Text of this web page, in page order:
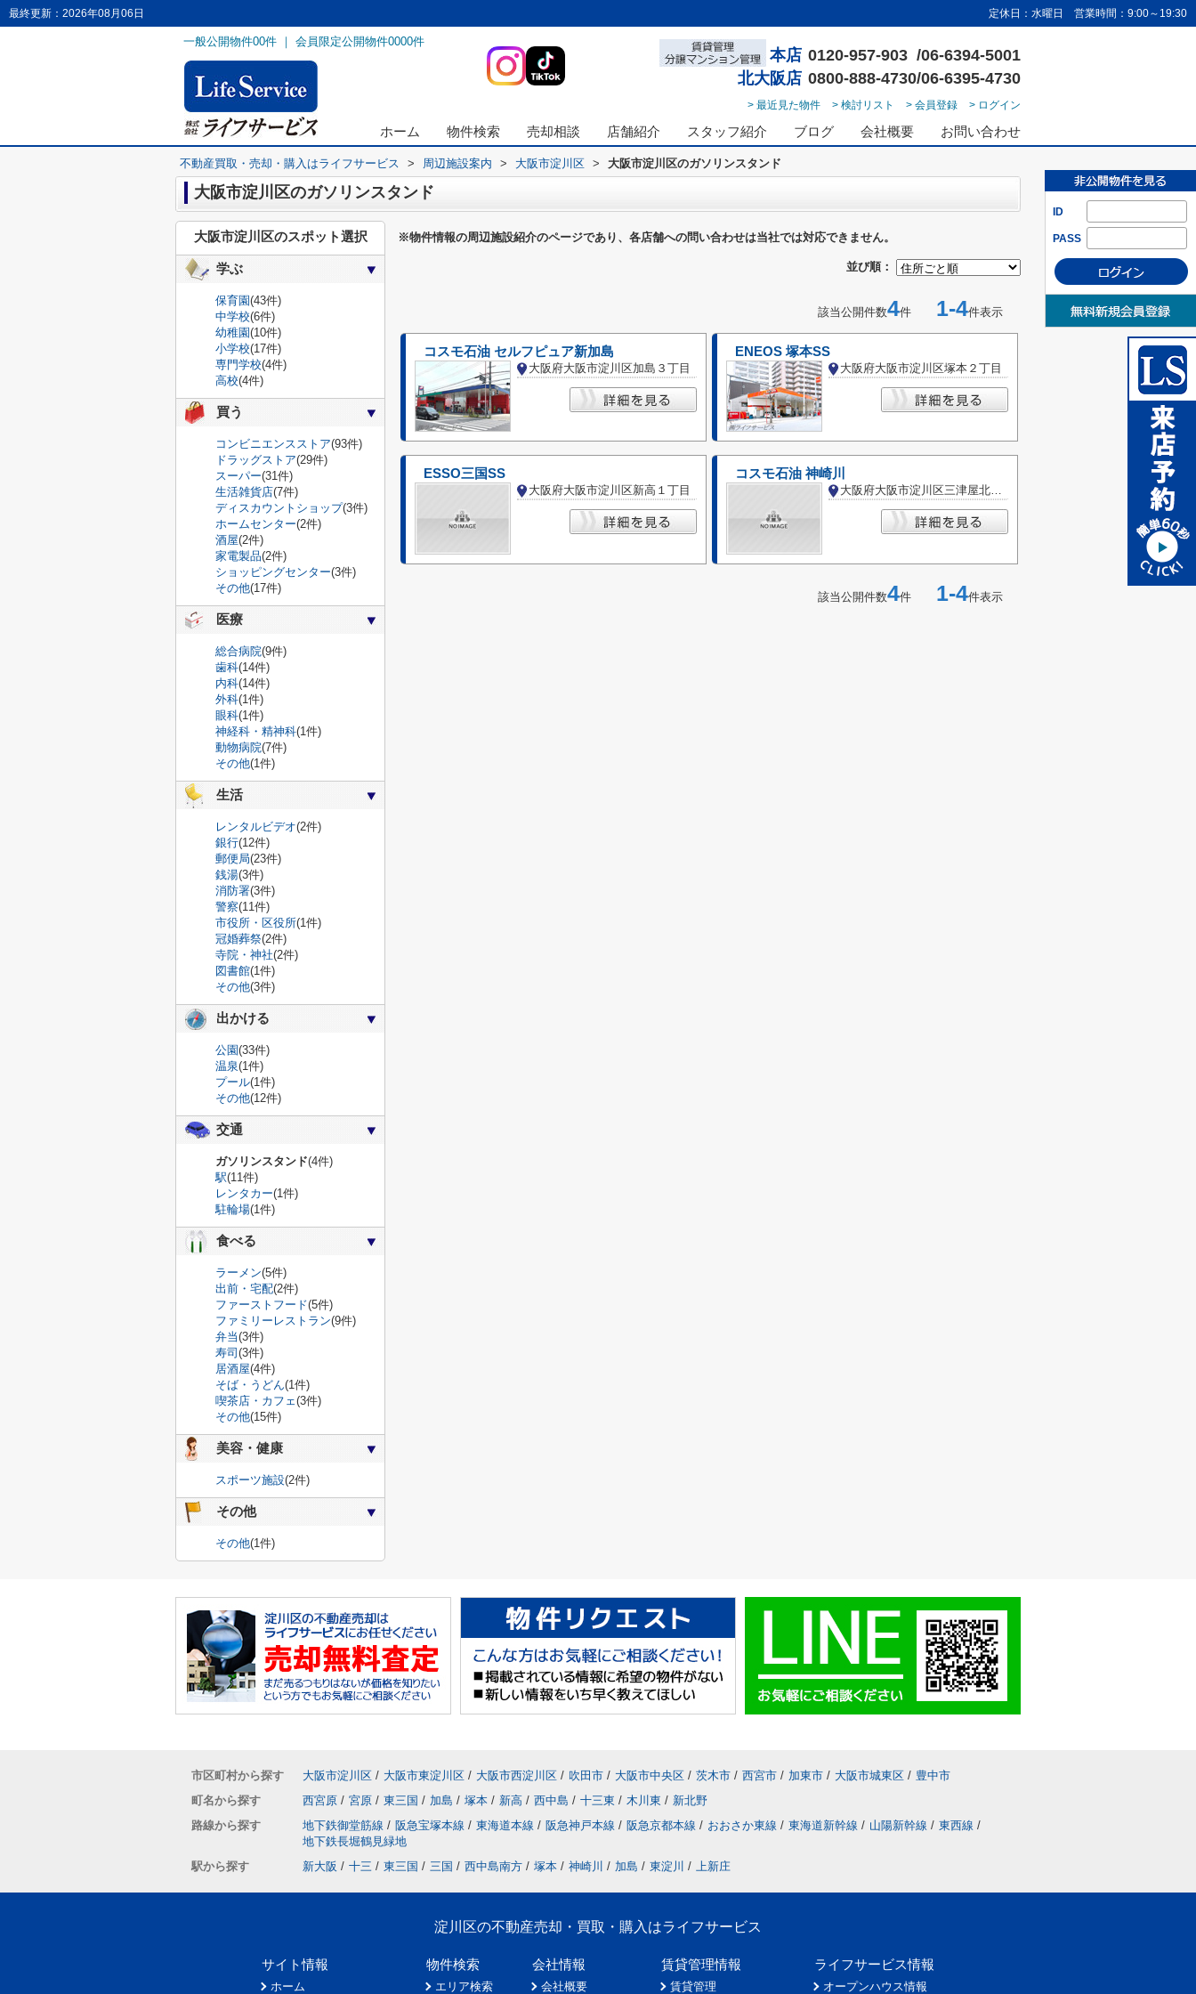
最終更新：2026年08月06日 定休日：水曜日 営業時間：9:00～19:30
一般公開物件00件 ｜ 会員限定公開物件0000件
本店 0120-957-903 /06-6394-5001
北大阪店 0800-888-4730/06-6395-4730
> 最近見た物件 > 検討リスト > 会員登録 > ログイン
ホーム 物件検索 売却相談 店舗紹介 スタッフ紹介 ブログ 会社概要 お問い合わせ
ID
PASS
不動産買取・売却・購入はライフサービス > 周辺施設案内 > 大阪市淀川区 > 大阪市淀川区のガソリンスタンド
大阪市淀川区のガソリンスタンド
※物件情報の周辺施設紹介のページであり、各店舗への問い合わせは当社では対応できません。
並び順：
該当公開件数4件 1-4件表示
コスモ石油 セルフピュア新加島
大阪府大阪市淀川区加島３丁目
ENEOS 塚本SS
大阪府大阪市淀川区塚本２丁目
ESSO三国SS
大阪府大阪市淀川区新高１丁目
コスモ石油 神崎川
大阪府大阪市淀川区三津屋北１丁目
該当公開件数4件 1-4件表示
大阪市淀川区のスポット選択
学ぶ
保育園(43件)
中学校(6件)
幼稚園(10件)
小学校(17件)
専門学校(4件)
高校(4件)
買う
コンビニエンスストア(93件)
ドラッグストア(29件)
スーパー(31件)
生活雑貨店(7件)
ディスカウントショップ(3件)
ホームセンター(2件)
酒屋(2件)
家電製品(2件)
ショッピングセンター(3件)
その他(17件)
医療
総合病院(9件)
歯科(14件)
内科(14件)
外科(1件)
眼科(1件)
神経科・精神科(1件)
動物病院(7件)
その他(1件)
生活
レンタルビデオ(2件)
銀行(12件)
郵便局(23件)
銭湯(3件)
消防署(3件)
警察(11件)
市役所・区役所(1件)
冠婚葬祭(2件)
寺院・神社(2件)
図書館(1件)
その他(3件)
出かける
公園(33件)
温泉(1件)
プール(1件)
その他(12件)
交通
ガソリンスタンド(4件)
駅(11件)
レンタカー(1件)
駐輪場(1件)
食べる
ラーメン(5件)
出前・宅配(2件)
ファーストフード(5件)
ファミリーレストラン(9件)
弁当(3件)
寿司 (3件)
居酒屋(4件)
そば・うどん(1件)
喫茶店・カフェ(3件)
その他(15件)
美容・健康
スポーツ施設(2件)
その他
その他(1件)
市区町村から探す 大阪市淀川区 / 大阪市東淀川区 / 大阪市西淀川区 / 吹田市 / 大阪市中央区 / 茨木市 / 西宮市 / 加東市 / 大阪市城東区 / 豊中市
町名から探す
西宮原 / 宮原 / 東三国 / 加島 / 塚本 / 新高 / 西中島 / 十三東 / 木川東 / 新北野
路線から探す
地下鉄御堂筋線 / 阪急宝塚本線 / 東海道本線 / 阪急神戸本線 / 阪急京都本線 / おおさか東線 / 東海道新幹線 / 山陽新幹線 / 東西線 /
地下鉄長堀鶴見緑地
駅から探す
新大阪 / 十三 / 東三国 / 三国 / 西中島南方 / 塚本 / 神崎川 / 加島 / 東淀川 / 上新庄
淀川区の不動産売却・買取・購入はライフサービス
サイト情報
ホーム
物件検索
エリア検索
会社情報
会社概要
賃貸管理情報
賃貸管理
ライフサービス情報
オープンハウス情報